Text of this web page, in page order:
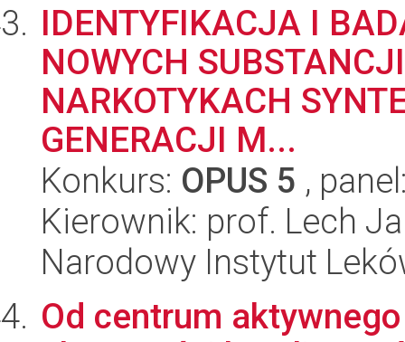
IDENTYFIKACJA I
NOWYCH
NARKOTYKACH
GENERACJI M...
Konkurs: OPUS 5 ,
Kierownik: prof. Lech
Narodowy Instytut
Od centrum